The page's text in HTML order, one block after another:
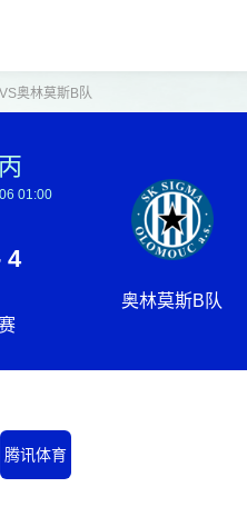
奥林莫斯B队
01:00
4
奥林莫斯B队
腾讯体育